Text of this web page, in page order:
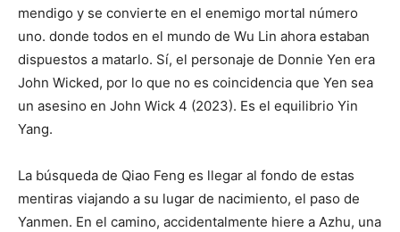
mendigo y se convierte en el enemigo mortal número
uno. donde todos en el mundo de Wu Lin ahora estaban
dispuestos a matarlo. Sí, el personaje de Donnie Yen era
John Wicked, por lo que no es coincidencia que Yen sea
un asesino en John Wick 4 (2023). Es el equilibrio Yin
Yang.
La búsqueda de Qiao Feng es llegar al fondo de estas
mentiras viajando a su lugar de nacimiento, el paso de
Yanmen. En el camino, accidentalmente hiere a Azhu, una